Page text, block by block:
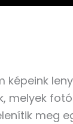
képeink
melyek
meg